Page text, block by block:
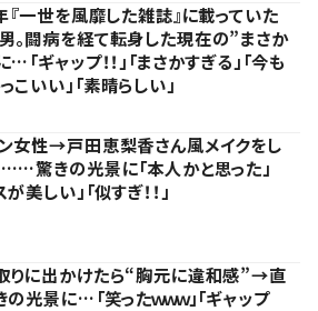
一世を風靡した雑誌』に載っていた
。闘病を経て転身した現在の”まさか
「ギャップ！！」「まさかすぎる」「今も
こいい」「素晴らしい」
女性→戸田恵梨香さん風メイクをし
驚きの光景に「本人かと思った」
が美しい」「似すぎ！！」
りに出かけたら“胸元に違和感”→直
の光景に…「笑ったｗｗｗ」「ギャップ